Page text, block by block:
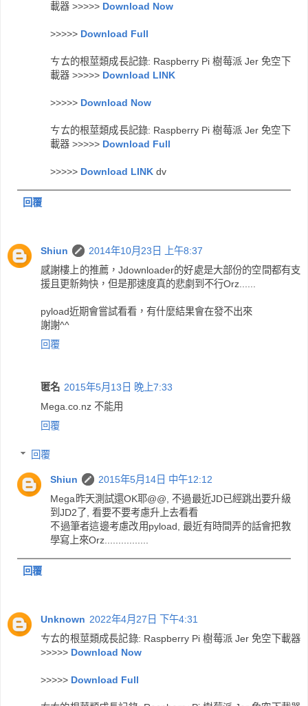
載器 >>>>> Download Now
>>>>> Download Full
ㄘㄊ的根莖類成長記錄: Raspberry Pi 樹莓派 Jer 免空下
載器 >>>>> Download LINK
>>>>> Download Now
ㄘㄊ的根莖類成長記錄: Raspberry Pi 樹莓派 Jer 免空下
載器 >>>>> Download Full
>>>>> Download LINK dv
回覆
Shiun
2014年10月23日 上午8:37
感謝樓上的推薦，Jdownloader的好處是大部份的空間都有支
援且更新夠快，但是那速度真的悲劇到不行Orz......
pyload近期會嘗試看看，有什麼結果會在發不出來
謝謝^^
回覆
匿名 2015年5月13日 晚上7:33
Mega.co.nz 不能用
回覆
回覆
Shiun
2015年5月14日 中午12:12
Mega昨天測試還OK耶@@, 不過最近JD已經跳出要升級
到JD2了, 看要不要考慮升上去看看
不過筆者這邊考慮改用pyload, 最近有時間弄的話會把教
學寫上來Orz................
回覆
Unknown 2022年4月27日 下午4:31
ㄘㄊ的根莖類成長記錄: Raspberry Pi 樹莓派 Jer 免空下載器
>>>>> Download Now
>>>>> Download Full